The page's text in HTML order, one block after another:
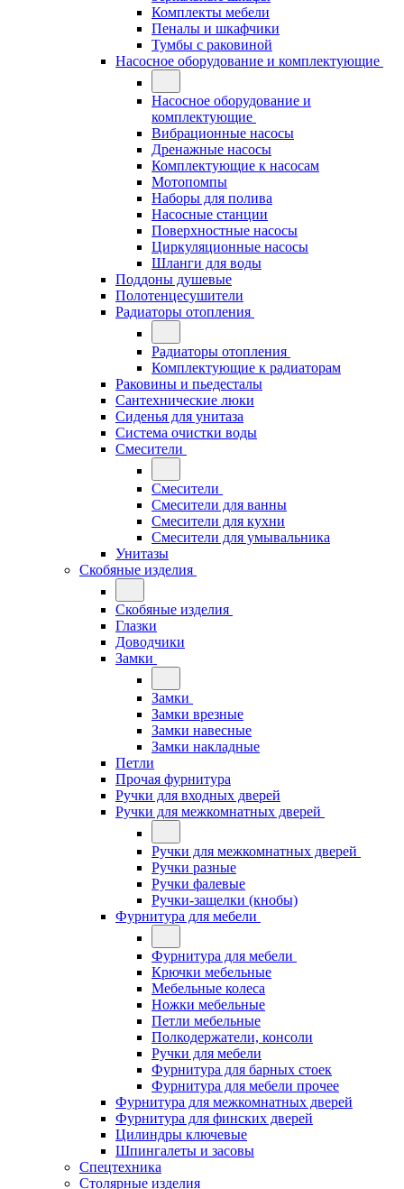
Комплекты мебели
Пеналы и шкафчики
Тумбы с раковиной
Насосное оборудование и комплектующие
Насосное оборудование и
комплектующие
Вибрационные насосы
Дренажные насосы
Комплектующие к насосам
Мотопомпы
Наборы для полива
Насосные станции
Поверхностные насосы
Циркуляционные насосы
Шланги для воды
Поддоны душевые
Полотенцесушители
Радиаторы отопления
Радиаторы отопления
Комплектующие к радиаторам
Раковины и пьедесталы
Сантехнические люки
Сиденья для унитаза
Система очистки воды
Смесители
Смесители
Смесители для ванны
Смесители для кухни
Смесители для умывальника
Унитазы
Скобяные изделия
Скобяные изделия
Глазки
Доводчики
Замки
Замки
Замки врезные
Замки навесные
Замки накладные
Петли
Прочая фурнитура
Ручки для входных дверей
Ручки для межкомнатных дверей
Ручки для межкомнатных дверей
Ручки разные
Ручки фалевые
Ручки-защелки (кнобы)
Фурнитура для мебели
Фурнитура для мебели
Крючки мебельные
Мебельные колеса
Ножки мебельные
Петли мебельные
Полкодержатели, консоли
Ручки для мебели
Фурнитура для барных стоек
Фурнитура для мебели прочее
Фурнитура для межкомнатных дверей
Фурнитура для финских дверей
Цилиндры ключевые
Шпингалеты и засовы
Спецтехника
Столярные изделия